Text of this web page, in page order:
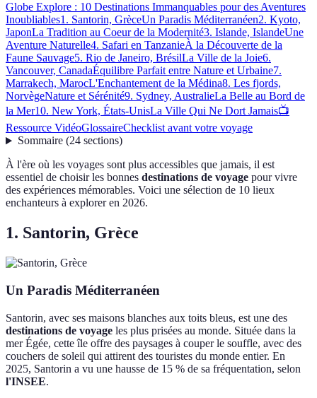
Globe Explore : 10 Destinations Immanquables pour des Aventures
Inoubliables1. Santorin, GrèceUn Paradis Méditerranéen2. Kyoto,
JaponLa Tradition au Coeur de la Modernité3. Islande, IslandeUne
Aventure Naturelle4. Safari en TanzanieÀ la Découverte de la
Faune Sauvage5. Rio de Janeiro, BrésilLa Ville de la Joie6.
Vancouver, CanadaÉquilibre Parfait entre Nature et Urbaine7.
Marrakech, MarocL'Enchantement de la Médina8. Les fjords,
NorvègeNature et Sérénité9. Sydney, AustralieLa Belle au Bord de
la Mer10. New York, États-UnisLa Ville Qui Ne Dort Jamais📺
Ressource VidéoGlossaireChecklist avant votre voyage
Sommaire(24 sections)
À l'ère où les voyages sont plus accessibles que jamais, il est
essentiel de choisir les bonnes destinations de voyage pour vivre
des expériences mémorables. Voici une sélection de 10 lieux
enchanteurs à explorer en 2026.
1. Santorin, Grèce
Un Paradis Méditerranéen
Santorin, avec ses maisons blanches aux toits bleus, est une des
destinations de voyage les plus prisées au monde. Située dans la
mer Égée, cette île offre des paysages à couper le souffle, avec des
couchers de soleil qui attirent des touristes du monde entier. En
2025, Santorin a vu une hausse de 15 % de sa fréquentation, selon
l'INSEE.